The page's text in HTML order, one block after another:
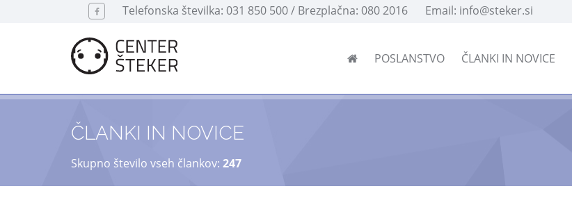
Telefonska številka: 031 850 500 / Brezplačna: 080 2016 Email: info@steker.si
POSLANSTVO ČLANKI IN NOVICE
ČLANKI IN NOVICE
Skupno število vseh člankov: 247